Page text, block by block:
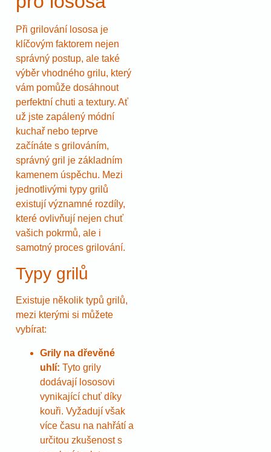
Při grilování lososa je
klíčovým faktorem nejen
správný postup, ale také
výběr vhodného grilu, který
vám pomůže dosáhnout
perfektní chuti a textury. Ať
už jste zapálený módní
kuchař nebo teprve
začínáte s grilováním,
správný gril je základním
kamenem úspěchu. Mezi
jednotlivými typy grilů
existují významné rozdíly,
které ovlivňují nejen chuť
vašich pokrmů, ale i
samotný proces grilování.
Typy grilů
Existuje několik typů grilů,
mezi kterými si můžete
vybírat:
Grily na dřevěné
uhlí: Tyto grily
dodávají lososovi
vynikající chuť díky
kouři. Vyžadují však
více času na nahřátí a
určitou zkušenost s